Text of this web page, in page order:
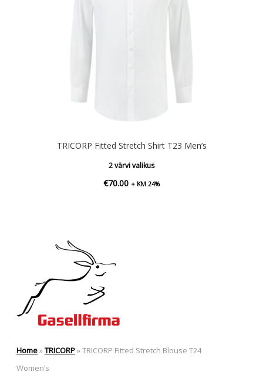
TRICORP Fitted Stretch Shirt T23 Men’s
2 värvi valikus
€70.00 + KM 24%
Home»TRICORP»TRICORP Fitted Stretch Blouse T24
Women’s